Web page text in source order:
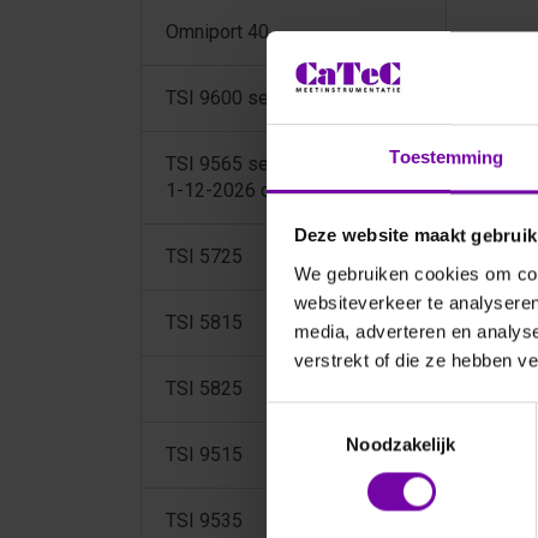
Toestemming
Deze website maakt
We gebruiken cookies om
websiteverkeer te
media, adverteren en
verstrekt of die ze hebben
Noodzakelijk
Omniport 40
TSI 9600 serie
TSI 9565 serie (opvolger per
1-12-2026 de TSI9630)
TSI 5725
TSI 5815
TSI 5825
TSI 9515
TSI 9535